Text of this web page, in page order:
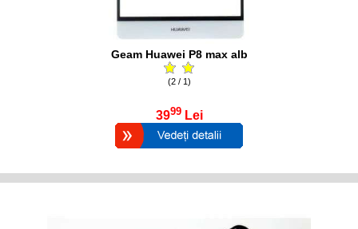
Geam Huawei P8 max alb
(2 / 1)
3999 Lei